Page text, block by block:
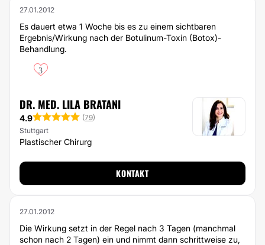
27.01.2012
Es dauert etwa 1 Woche bis es zu einem sichtbaren
Ergebnis/Wirkung nach der Botulinum-Toxin (Botox)-
Behandlung.
3
DR. MED. LILA BRATANI
4.9 (79)
Stuttgart
Plastischer Chirurg
KONTAKT
27.01.2012
Die Wirkung setzt in der Regel nach 3 Tagen (manchmal
schon nach 2 Tagen) ein und nimmt dann schrittweise zu,